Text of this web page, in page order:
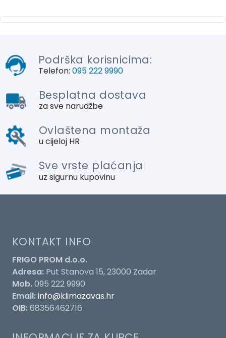
Podrška korisnicima:
Telefon: 095 222 9990
Besplatna dostava
za sve narudžbe
Ovlaštena montaža
u cijeloj HR
Sve vrste plaćanja
uz sigurnu kupovinu
KONTAKT INFO
FRIGO PROM d.o.o.
Adresa: Put Stanova 15, 23000 Zadar
Mob.095 222 9990
Email:info@klimazavas.hr
OIB:68356462716